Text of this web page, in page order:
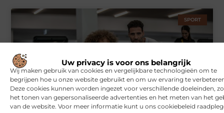
Uw privacy is voor ons belangrijk
Wij maken gebruik van cookies en vergelijkbare technologieën om te
begrijpen hoe u onze website gebruikt en om uw ervaring te
Deze cookies kunnen worden ingezet voor verschillende doeleinden,
het tonen van gepersonaliseerde advertenties en het meten van het
van de website. Voor meer informatie kunt u ons cookiebeleid
SPORT